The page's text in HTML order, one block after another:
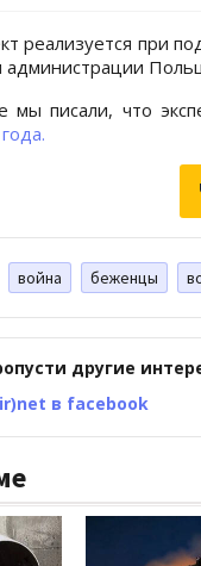
реализуется при
администрации
мы писали, что
война беженцы
другие
в facebook